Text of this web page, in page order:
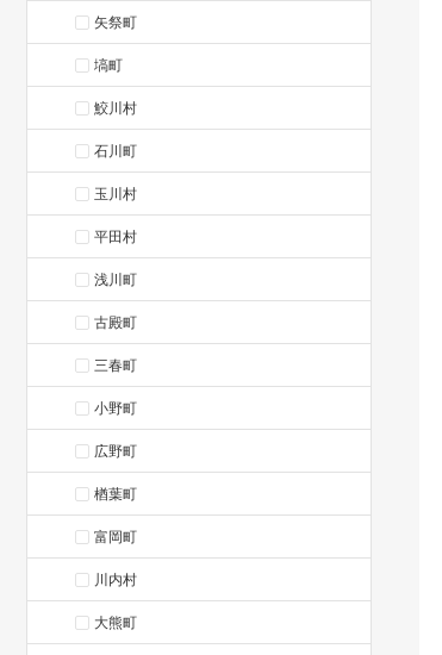
矢祭町
塙町
鮫川村
石川町
玉川村
平田村
浅川町
古殿町
三春町
小野町
広野町
楢葉町
富岡町
川内村
大熊町